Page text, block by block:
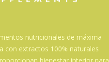
nutricionales de máxima
con extractos 100% naturales